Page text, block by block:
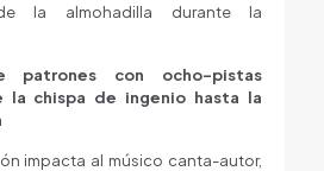
la almohadilla durante la
patrones con ocho-pistas
la chispa de ingenio hasta la
impacta al músico canta-autor,